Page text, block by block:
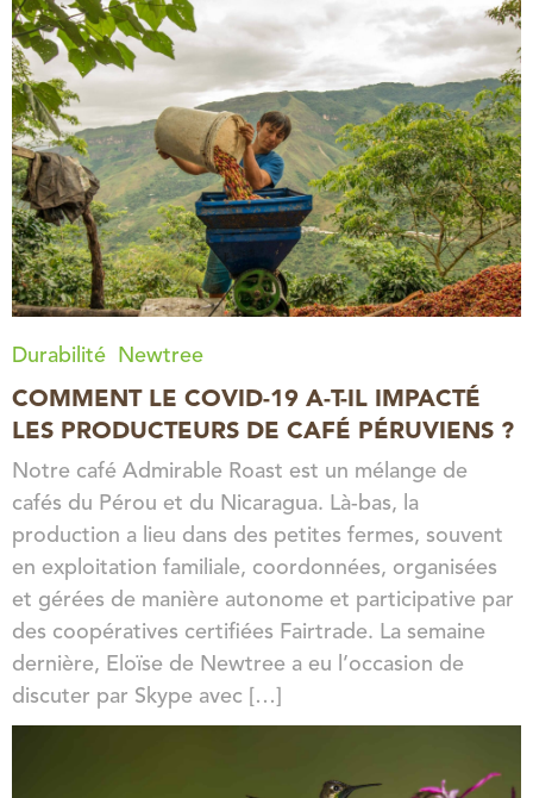
Durabilité Newtree
COMMENT LE COVID-19 A-T-IL IMPACTÉ
LES PRODUCTEURS DE CAFÉ PÉRUVIENS ?
Notre café Admirable Roast est un mélange de
cafés du Pérou et du Nicaragua. Là-bas, la
production a lieu dans des petites fermes, souvent
en exploitation familiale, coordonnées, organisées
et gérées de manière autonome et participative par
des coopératives certifiées Fairtrade. La semaine
dernière, Eloïse de Newtree a eu l’occasion de
discuter par Skype avec […]